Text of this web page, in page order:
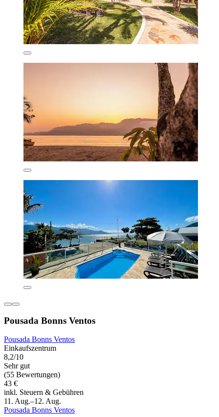
Pousada Bonns Ventos
Pousada Bonns Ventos
Einkaufszentrum
8,2/10
Sehr gut
(55 Bewertungen)
43 €
inkl. Steuern & Gebühren
11. Aug.–12. Aug.
Pousada Bonns Ventos